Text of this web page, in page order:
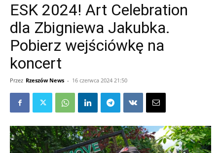
ESK 2024! Art Celebration
dla Zbigniewa Jakubka.
Pobierz wejściówkę na
koncert
Przez Rzeszów News - 16 czerwca 2024 21:50